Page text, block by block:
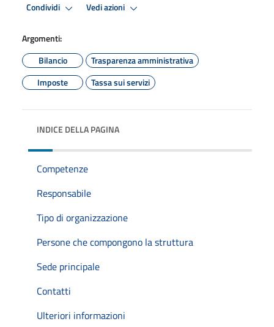
Condividi Vedi azioni
Argomenti:
Bilancio
Trasparenza amministrativa
Imposte
Tassa sui servizi
INDICE DELLA PAGINA
Competenze
Responsabile
Tipo di organizzazione
Persone che compongono la struttura
Sede principale
Contatti
Ulteriori informazioni